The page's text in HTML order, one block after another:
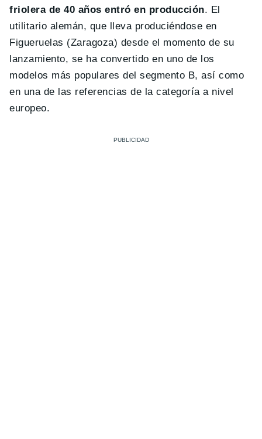
friolera de 40 años entró en producción. El
utilitario alemán, que lleva produciéndose en
Figueruelas (Zaragoza) desde el momento de su
lanzamiento, se ha convertido en uno de los
modelos más populares del segmento B, así como
en una de las referencias de la categoría a nivel
europeo.